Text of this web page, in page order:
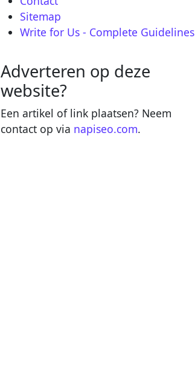
Sitemap
Write for Us - Complete Guidelines
Adverteren op deze
website?
Een artikel of link plaatsen? Neem
contact op via napiseo.com.